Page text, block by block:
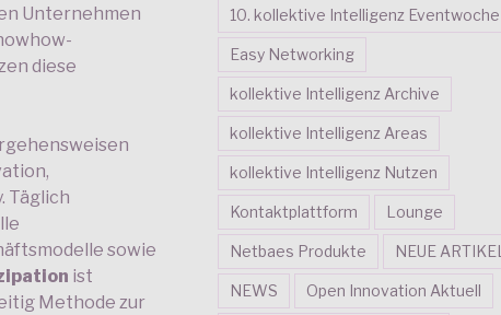
Unternehmen
diese
Täglich
sowie
ist
Methode zur
10. kollektive Intelligenz Eventwoche
Easy Networking
kollektive Intelligenz Archive
kollektive Intelligenz Areas
kollektive Intelligenz Nutzen
Kontaktplattform Lounge
Netbaes Produkte NEUE ARTIKEL
NEWS Open Innovation Aktuell